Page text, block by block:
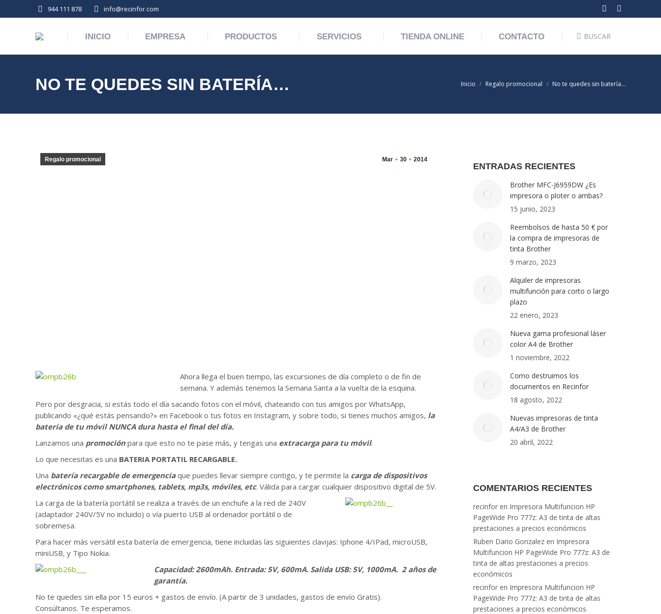
944 111 878 info@recinfor.com
Facebook
opens
in
Linkedin
in
INICIO EMPRESA PRODUCTOS SERVICIOS TIENDA ONLINE CONTACTO Buscar:
BUSCAR
NO TE QUEDES SIN BATERÍA… Estás aquí:
Inicio Regalo promocional No te quedes sin batería…
Mar 30 2014
Regalo promocional
Ahora llega el buen tiempo, las excursiones de día completo o de fin de
semana. Y además tenemos la Semana Santa a la vuelta de la esquina.
Pero por desgracia, si estás todo el día sacando fotos con el móvil, chateando con tus amigos por WhatsApp,
publicando «¿qué estás pensando?» en Facebook o tus fotos en Instagram, y sobre todo, si tienes muchos amigos, la
batería de tu móvil NUNCA dura hasta el final del día.
Lanzamos una promociónpara que esto no te pase más, y tengas una extracarga para tu móvil.
Lo que necesitas es una BATERIA PORTATIL RECARGABLE.
Una batería recargable de emergenciaque puedes llevar siempre contigo, y te permite la carga de dispositivos
electrónicos como smartphones, tablets, mp3s, móviles, etc. Válida para cargar cualquier dispositivo digital de 5V.
La carga de la batería portátil se realiza a través de un enchufe a la red de 240V
(adaptador 240V/5V no incluido) o vía puerto USB al ordenador portátil o de
sobremesa.
Para hacer más versátil esta batería de emergencia, tiene incluidas las siguientes clavijas: Iphone 4/IPad, microUSB,
miniUSB, y Tipo Nokia.
Capacidad: 2600mAh. Entrada: 5V, 600mA. Salida USB: 5V, 1000mA. 2 años de
garantía.
No te quedes sin ella por 15 euros + gastos de envío. (A partir de 3 unidades, gastos de envío Gratis).
Consúltanos. Te esperamos.
ENTRADAS RECIENTES
Brother MFC-J6959DW ¿Es
impresora o ploter o ambas?
15 junio, 2023
Reembolsos de hasta 50 € por
la compra de impresoras de
tinta Brother
9 marzo, 2023
Alquiler de impresoras
multifunción para corto o largo
plazo
22 enero, 2023
Nueva gama profesional láser
color A4 de Brother
1 noviembre, 2022
Como destruimos los
documentos en Recinfor
18 agosto, 2022
Nuevas impresoras de tinta
A4/A3 de Brother
20 abril, 2022
COMENTARIOS RECIENTES
recinfor en Impresora Multifuncion HP
PageWide Pro 777z: A3 de tinta de altas
prestaciones a precios económicos
Ruben Dario Gonzalez en Impresora
Multifuncion HP PageWide Pro 777z: A3 de
tinta de altas prestaciones a precios
económicos
recinfor en Impresora Multifuncion HP
PageWide Pro 777z: A3 de tinta de altas
prestaciones a precios económicos